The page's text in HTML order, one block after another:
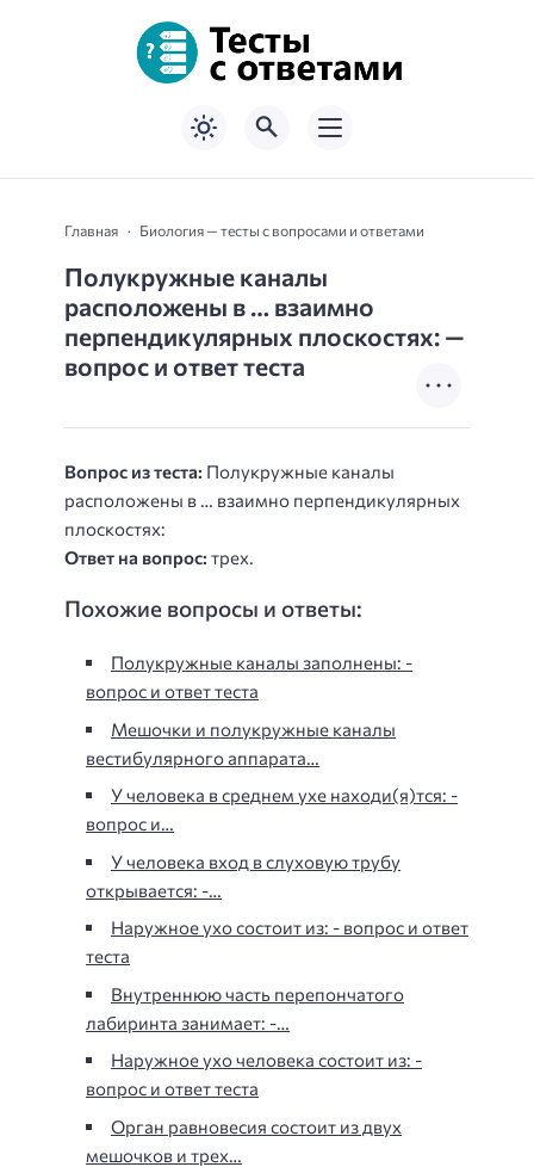
Главная Биология — тесты с вопросами и ответами
Полукружные каналы
расположены в … взаимно
перпендикулярных плоскостях: —
вопрос и ответ теста
Вопрос из теста: Полукружные каналы
расположены в … взаимно перпендикулярных
плоскостях:
Ответ на вопрос: трех.
Похожие вопросы и ответы:
Полукружные каналы заполнены: -
вопрос и ответ теста
Мешочки и полукружные каналы
вестибулярного аппарата…
У человека в среднем ухе находи(я)тся: -
вопрос и…
У человека вход в слуховую трубу
открывается: -…
Наружное ухо состоит из: - вопрос и ответ
теста
Внутреннюю часть перепончатого
лабиринта занимает: -…
Наружное ухо человека состоит из: -
вопрос и ответ теста
Орган равновесия состоит из двух
мешочков и трех…